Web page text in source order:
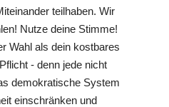
teilhaben. Wir
Nutze deine Stimme!
Wahl als dein kostbares
- denn jede nicht
demokratische System
einschränken und